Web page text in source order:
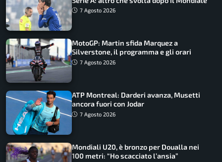
7 Agosto 2026
MotoGP: Martin sfida Marquez a
Silverstone, il programma e gli orari
7 Agosto 2026
ATP Montreal: Darderi avanza, Musetti
ancora fuori con Jodar
7 Agosto 2026
Mondiali U20, è bronzo per Doualla nei
100 metri: “Ho scacciato l’ansia”